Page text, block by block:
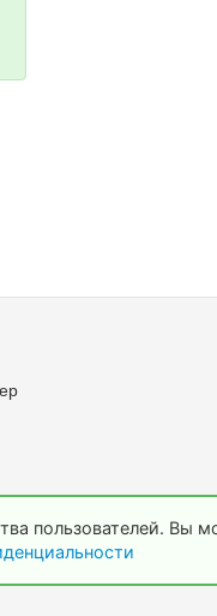
пользователей. Вы